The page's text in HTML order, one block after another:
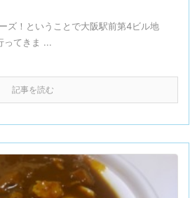
ズ！ということで大阪駅前第4ビル地
ってきま ...
記事を読む